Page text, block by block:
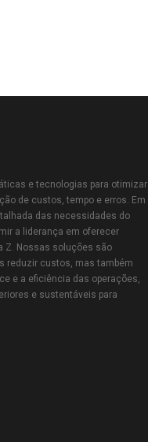
e tecnologias para otimizar
de custos, tempo e erros. Em
das necessidades do
a liderança em oferecer
Z. Nossas soluções são
reduzir custos, mas também
e a eficiência das operações,
e sustentáveis para